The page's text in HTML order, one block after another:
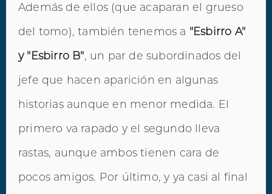
Además de ellos (que acaparan el grueso
del tomo), también tenemos a "Esbirro A"
y "Esbirro B", un par de subordinados del
jefe que hacen aparición en algunas
historias aunque en menor medida. El
primero va rapado y el segundo lleva
rastas, aunque ambos tienen cara de
pocos amigos. Por último, y ya casi al final